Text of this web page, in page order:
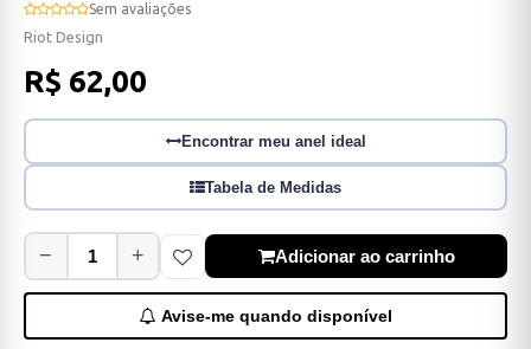
Sem avaliações
Riot Design
R$ 62,00
Encontrar meu anel ideal
Tabela de Medidas
− + Adicionar ao carrinho
Avise-me quando disponível